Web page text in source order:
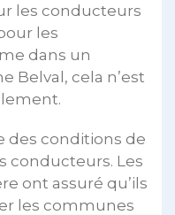
les conducteurs
les
dans un
Belval, cela n’est
des conditions de
conducteurs. Les
ont assuré qu’ils
les communes